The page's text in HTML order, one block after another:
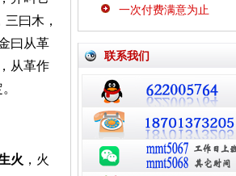
曰木，
曰从革
从革作
火 ，火
一次付费满意为止
联系我们